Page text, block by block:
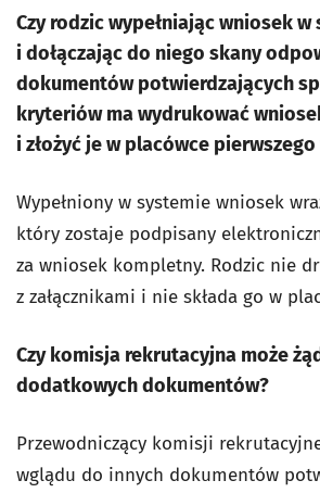
Czy rodzic wypełniając wniosek w
i dołączając do niego skany
dokumentów potwierdzających
kryteriów ma wydrukować
i złożyć je w placówce
Wypełniony w systemie wniosek
który zostaje podpisany
za wniosek kompletny. Rodzic nie
z załącznikami i nie składa go w
Czy komisja rekrutacyjna może
dodatkowych dokumentów?
Przewodniczący komisji
wglądu do innych dokumentów